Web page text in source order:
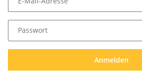
Passwort
Anmelden